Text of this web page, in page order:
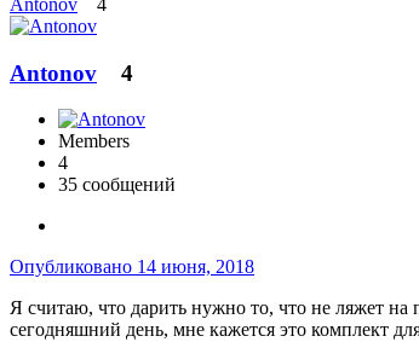
Antonov 4
Members
4
35 сообщений
Опубликовано 14 июня, 2018
Я считаю, что дарить нужно то, что не ляжет на
сегодняшний день, мне кажется это комплект